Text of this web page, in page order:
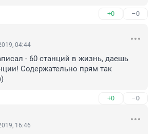
+0 –0
04:44
- 60 станций в жизнь, даешь
Содержательно прям так
+0 –0
16:46